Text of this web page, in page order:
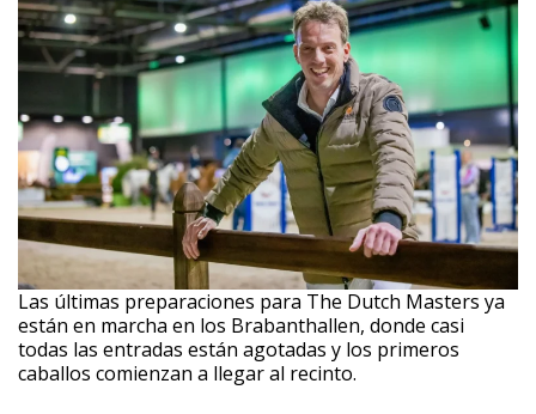
Las últimas preparaciones para The Dutch Masters ya
están en marcha en los Brabanthallen, donde casi
todas las entradas están agotadas y los primeros
caballos comienzan a llegar al recinto.